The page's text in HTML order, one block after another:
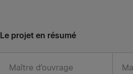
Le projet en résumé
Maître d’ouvrage